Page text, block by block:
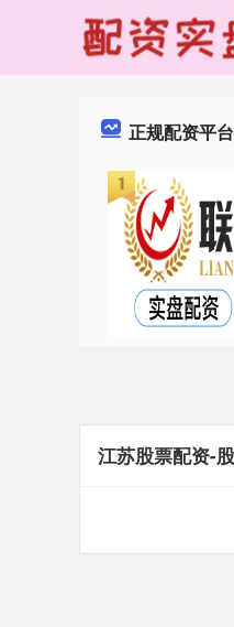
正规配资平
江苏股票配资-